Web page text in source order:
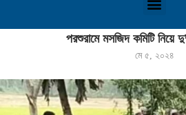
পরশুরামে মসজিদ কমিটি নিয়ে দু’পক্ষের মারামারি
পরশুরামে মসজিদ কমিটি নিয়ে
মে ৫, ২০২৪